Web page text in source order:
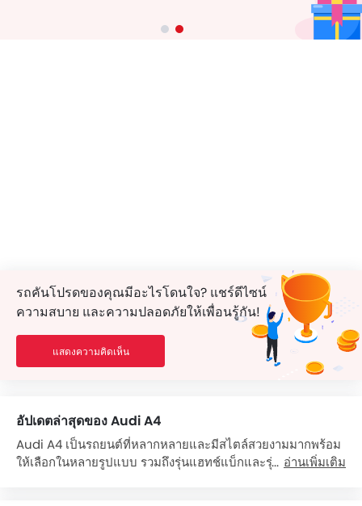
รถคันโปรดของคุณมีอะไรโดนใจ? แชร์ดีไซน์
ความสบาย และความปลอดภัยให้เพื่อนรู้กัน!
แสดงความคิดเห็น
อัปเดตล่าสุดของ Audi A4
Audi A4 เป็นรถยนต์ที่หลากหลายและมีสไตล์สวยงามมากพร้อม
ให้เลือกในหลายรูปแบบ รวมถึงรุ่นแฮทช์แบ็กและรุ่นวากอนอ่านเพิ่มเติม